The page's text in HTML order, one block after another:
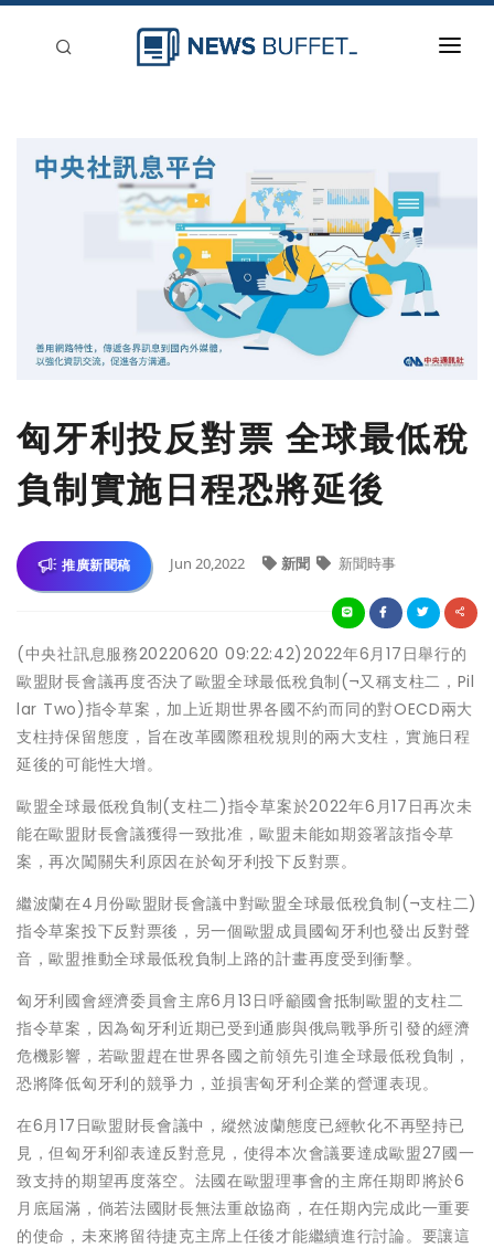
匈牙利投反對票 全球最低稅
負制實施日程恐將延後
推廣新聞稿 Jun 20,2022 新聞 新聞時事
(中央社訊息服務20220620 09:22:42)2022年6月17日舉行的
歐盟財長會議再度否決了歐盟全球最低稅負制(¬又稱支柱二，Pil
lar Two)指令草案，加上近期世界各國不約而同的對OECD兩大
支柱持保留態度，旨在改革國際租稅規則的兩大支柱，實施日程
延後的可能性大增。
歐盟全球最低稅負制(支柱二)指令草案於2022年6月17日再次未
能在歐盟財長會議獲得一致批准，歐盟未能如期簽署該指令草
案，再次闖關失利原因在於匈牙利投下反對票。
繼波蘭在4月份歐盟財長會議中對歐盟全球最低稅負制(¬支柱二)
指令草案投下反對票後，另一個歐盟成員國匈牙利也發出反對聲
音，歐盟推動全球最低稅負制上路的計畫再度受到衝擊。
匈牙利國會經濟委員會主席6月13日呼籲國會抵制歐盟的支柱二
指令草案，因為匈牙利近期已受到通膨與俄烏戰爭所引發的經濟
危機影響，若歐盟趕在世界各國之前領先引進全球最低稅負制，
恐將降低匈牙利的競爭力，並損害匈牙利企業的營運表現。
在6月17日歐盟財長會議中，縱然波蘭態度已經軟化不再堅持已
見，但匈牙利卻表達反對意見，使得本次會議要達成歐盟27國一
致支持的期望再度落空。法國在歐盟理事會的主席任期即將於6
月底屆滿，倘若法國財長無法重啟協商，在任期內完成此一重要
的使命，未來將留待捷克主席上任後才能繼續進行討論。要讓這